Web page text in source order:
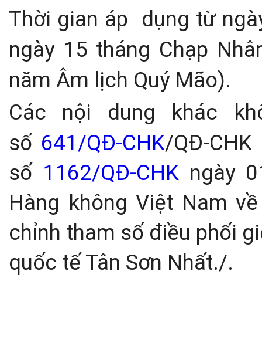
Thời gian áp dụng từ
ngày 15 tháng Chạp
năm Âm lịch Quý Mão).
Các nội dung khác
số 641/QĐ-CHK/QĐ-
số 1162/QĐ-CHK ngày
Hàng không Việt Nam
chỉnh tham số điều phối
quốc tế Tân Sơn Nhất./.